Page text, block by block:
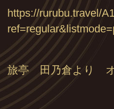
https://rurubu.travel/
旅亭 田乃倉より